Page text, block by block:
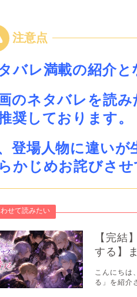
バレ満載の紹介と
のネタバレを読
奨しております。
登場人物に違いが
かじめお詫びさせ
【完結
する】
こんにちは
る」を紹介